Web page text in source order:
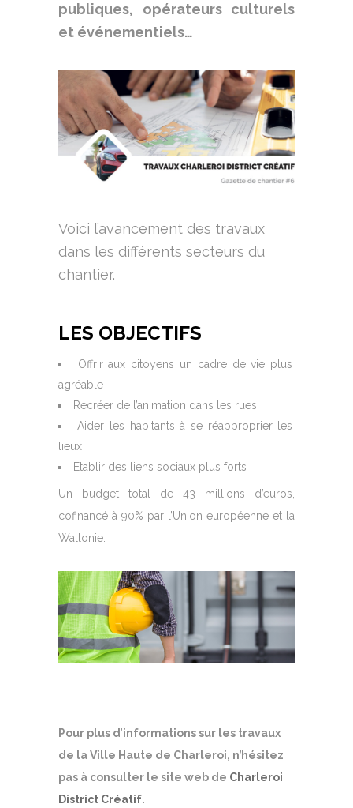
publiques, opérateurs culturels
et événementiels…
Voici l’avancement des travaux
dans les différents secteurs du
chantier.
LES OBJECTIFS
Offrir aux citoyens un cadre de vie plus
agréable
Recréer de l’animation dans les rues
Aider les habitants à se réapproprier les
lieux
Etablir des liens sociaux plus forts
Un budget total de 43 millions d’euros,
cofinancé à 90% par l’Union européenne et la
Wallonie.
Pour plus d’informations sur les travaux
de la Ville Haute de Charleroi, n’hésitez
pas à consulter le site web de Charleroi
District Créatif.